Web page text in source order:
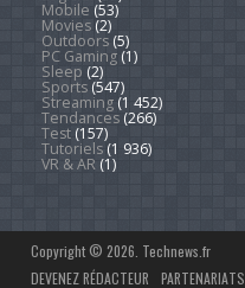
Mobile (53)
Movies(2)
Outdoors(5)
PC Gaming(1)
Sleep (2)
Sports(547)
Streaming(1 452)
Tendances(266)
Test(157)
Tutoriels(1 936)
VR & AR(1)
Copyright © 2026. Technews.fr
DEVENEZ RÉDACTEUR
PARTENARIATS